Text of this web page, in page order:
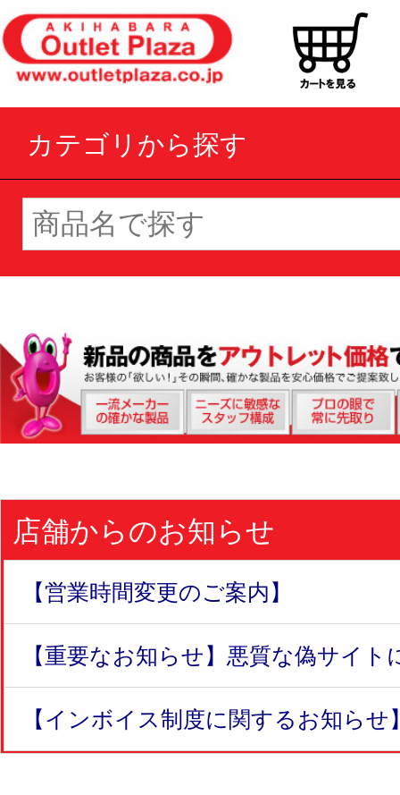
カテゴリから探す
店舗からのお知らせ
【営業時間変更のご案内】
【重要なお知らせ】悪質な偽サイト
【インボイス制度に関するお知らせ